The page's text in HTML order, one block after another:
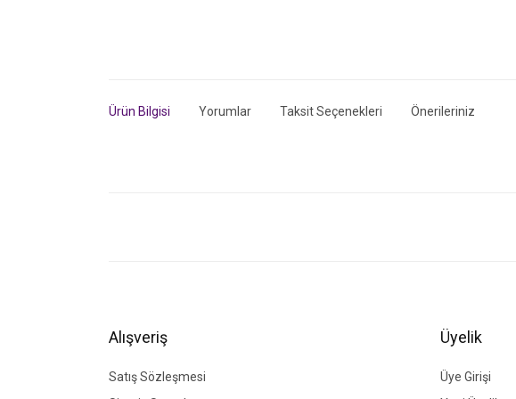
Ürün Bilgisi Yorumlar Taksit Seçenekleri Önerileriniz
Ürün fiyatı diğer sitelerden daha pahalı.
Bu ürüne benzer farklı alternatifler olmalı.
Alışveriş
Satış Sözleşmesi
Üyelik
Üye Girişi